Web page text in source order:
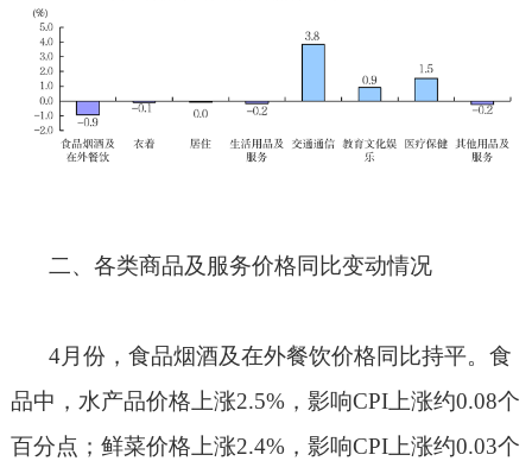
二、各类商品及服务价格同比变动情况
4月份，食品烟酒及在外餐饮价格同比持平。食
品中，水产品价格上涨2.5%，影响CPI上涨约0.08个
百分点；鲜菜价格上涨2.4%，影响CPI上涨约0.03个